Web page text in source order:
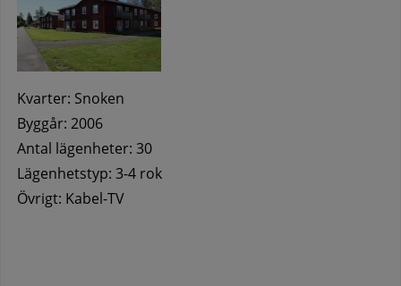
Kvarter: Snoken
Byggår: 2006
Antal lägenheter: 30
Lägenhetstyp: 3-4 rok
Övrigt: Kabel-TV